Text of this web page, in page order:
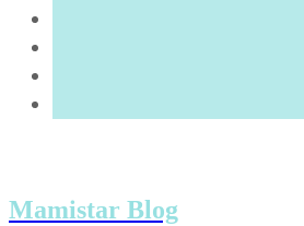
Mamistar Blog